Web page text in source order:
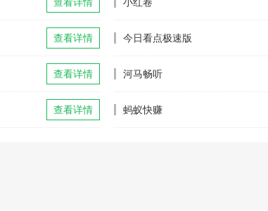
查看详情 今日看点极速版
查看详情 河马畅听
查看详情 蚂蚁快赚